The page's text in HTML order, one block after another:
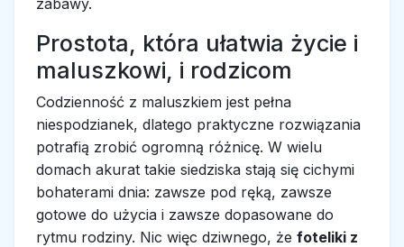
Prostota, która ułatwia życie i
maluszkowi, i rodzicom
Codzienność z maluszkiem jest pełna
niespodzianek, dlatego praktyczne rozwiązania
potrafią zrobić ogromną różnicę. W wielu
domach akurat takie siedziska stają się cichymi
bohaterami dnia: zawsze pod ręką, zawsze
gotowe do użycia i zawsze dopasowane do
rytmu rodziny. Nic więc dziwnego, że foteliki z